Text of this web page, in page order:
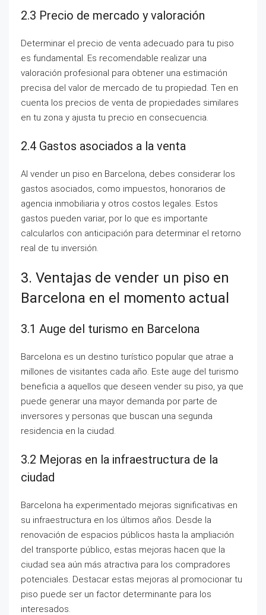
2.3 Precio de mercado y valoración
Determinar el precio de venta adecuado para tu piso
es fundamental. Es recomendable realizar una
valoración profesional para obtener una estimación
precisa del valor de mercado de tu propiedad. Ten en
cuenta los precios de venta de propiedades similares
en tu zona y ajusta tu precio en consecuencia.
2.4 Gastos asociados a la venta
Al vender un piso en Barcelona, debes considerar los
gastos asociados, como impuestos, honorarios de
agencia inmobiliaria y otros costos legales. Estos
gastos pueden variar, por lo que es importante
calcularlos con anticipación para determinar el retorno
real de tu inversión.
3. Ventajas de vender un piso en
Barcelona en el momento actual
3.1 Auge del turismo en Barcelona
Barcelona es un destino turístico popular que atrae a
millones de visitantes cada año. Este auge del turismo
beneficia a aquellos que deseen vender su piso, ya que
puede generar una mayor demanda por parte de
inversores y personas que buscan una segunda
residencia en la ciudad.
3.2 Mejoras en la infraestructura de la
ciudad
Barcelona ha experimentado mejoras significativas en
su infraestructura en los últimos años. Desde la
renovación de espacios públicos hasta la ampliación
del transporte público, estas mejoras hacen que la
ciudad sea aún más atractiva para los compradores
potenciales. Destacar estas mejoras al promocionar tu
piso puede ser un factor determinante para los
interesados.